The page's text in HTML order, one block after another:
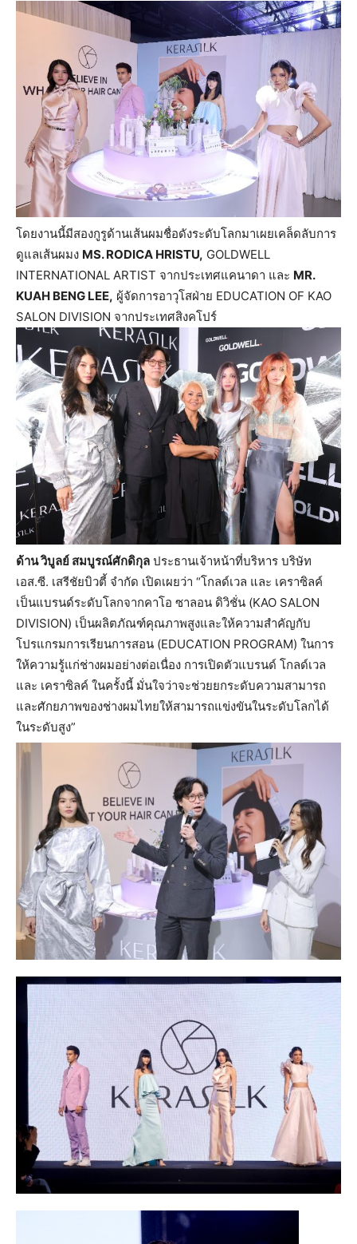
โดยงานนี้มีสองกูรูด้านเส้นผมชื่อดังระดับโลกมาเผยเคล็ดลับการ
ดูแลเส้นผมง MS. RODICA HRISTU, GOLDWELL
INTERNATIONAL ARTIST จากประเทศแคนาดา และ MR.
KUAH BENG LEE, ผู้จัดการอาวุโสฝ่าย EDUCATION OF KAO
SALON DIVISION จากประเทศสิงคโปร์
ด้าน วิบูลย์ สมบูรณ์ศักดิกุล ประธานเจ้าหน้าที่บริหาร บริษัท
เอส.ซี. เสรีชัยบิวตี้ จำกัด เปิดเผยว่า “โกลด์เวล และ เคราซิลค์
เป็นแบรนด์ระดับโลกจากคาโอ ซาลอน ดิวิชั่น (KAO SALON
DIVISION) เป็นผลิตภัณฑ์คุณภาพสูงและให้ความสำคัญกับ
โปรแกรมการเรียนการสอน (EDUCATION PROGRAM) ในการ
ให้ความรู้แก่ช่างผมอย่างต่อเนื่อง การเปิดตัวแบรนด์ โกลด์เวล
และ เคราซิลค์ ในครั้งนี้ มั่นใจว่าจะช่วยยกระดับความสามารถ
และศักยภาพของช่างผมไทยให้สามารถแข่งขันในระดับโลกได้
ในระดับสูง”